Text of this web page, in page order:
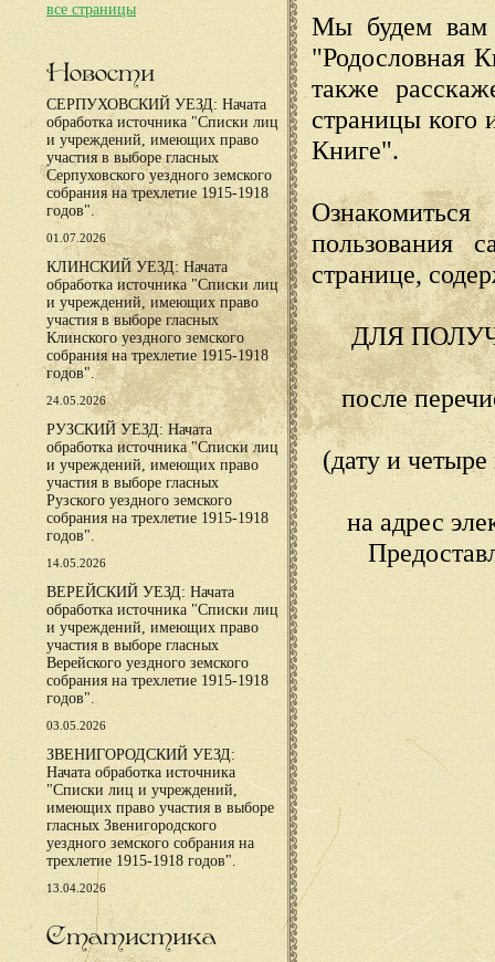
все страницы
Новости
СЕРПУХОВСКИЙ УЕЗД: Начата
обработка источника "Списки лиц
и учреждений, имеющих право
участия в выборе гласных
Серпуховского уездного земского
собрания на трехлетие 1915-1918
годов".
01.07.2026
КЛИНСКИЙ УЕЗД: Начата
обработка источника "Списки лиц
и учреждений, имеющих право
участия в выборе гласных
Клинского уездного земского
собрания на трехлетие 1915-1918
годов".
24.05.2026
РУЗСКИЙ УЕЗД: Начата
обработка источника "Списки лиц
и учреждений, имеющих право
участия в выборе гласных
Рузского уездного земского
собрания на трехлетие 1915-1918
годов".
14.05.2026
ВЕРЕЙСКИЙ УЕЗД: Начата
обработка источника "Списки лиц
и учреждений, имеющих право
участия в выборе гласных
Верейского уездного земского
собрания на трехлетие 1915-1918
годов".
03.05.2026
ЗВЕНИГОРОДСКИЙ УЕЗД:
Начата обработка источника
"Списки лиц и учреждений,
имеющих право участия в выборе
гласных Звенигородского
уездного земского собрания на
трехлетие 1915-1918 годов".
13.04.2026
Статистика
Мы будем вам
"Родословная
также
страницы кого
Книге".
пользования
странице,
ДЛЯ
после
(дату и
на адрес